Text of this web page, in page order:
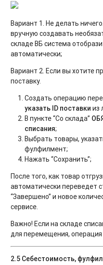
Вариант 1. Не делать
вручную создавать
складе ВБ система
автоматически;
Вариант 2. Если вы хотите
поставку.
Создать операцию
указать ID поставки из
В пункте “Со склада”
списания;
Выбрать товары,
фулфилмент;
Нажать “Сохранить”;
После того, как товар
автоматически переведет
“Завершено” и новое
сервисе.
Важно! Если на складе
для перемещения,
2.5 Себестоимость,